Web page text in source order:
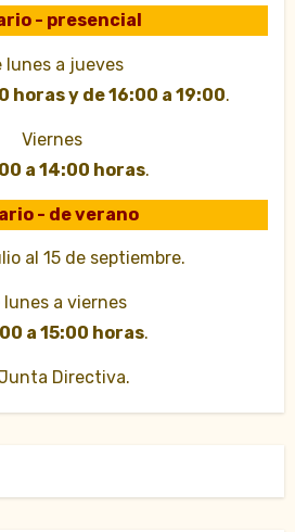
- presencial
lunes a jueves
horas y de 16:00 a 19:00.
Viernes
a 14:00 horas.
- de verano
al 15 de septiembre.
lunes a viernes
a 15:00 horas.
Directiva.